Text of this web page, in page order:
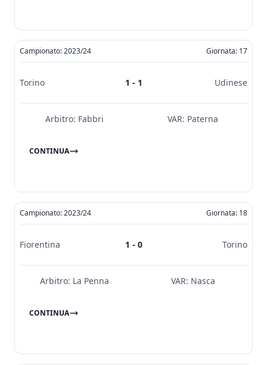
Campionato: 2023/24 Giornata: 17
Torino 1 - 1 Udinese
Arbitro: Fabbri VAR: Paterna
CONTINUA
Campionato: 2023/24 Giornata: 18
Fiorentina 1 - 0 Torino
Arbitro: La Penna VAR: Nasca
CONTINUA